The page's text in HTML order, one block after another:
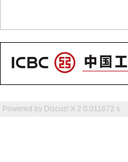
Powered by Discuz! X 2 0.011672 s